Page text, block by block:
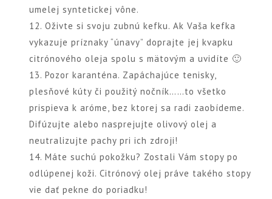
umelej syntetickej vône.
12. Oživte si svoju zubnú kefku. Ak Vaša kefka
vykazuje príznaky “únavy” doprajte jej kvapku
citrónového oleja spolu s mätovým a uvidíte 🙂
13. Pozor karanténa. Zapáchajúce tenisky,
plesňové kúty či použitý nočník……to všetko
prispieva k aróme, bez ktorej sa radi zaobídeme.
Difúzujte alebo nasprejujte olivový olej a
neutralizujte pachy pri ich zdroji!
14. Máte suchú pokožku? Zostali Vám stopy po
odlúpenej koži. Citrónový olej práve takého stopy
vie dať pekne do poriadku!